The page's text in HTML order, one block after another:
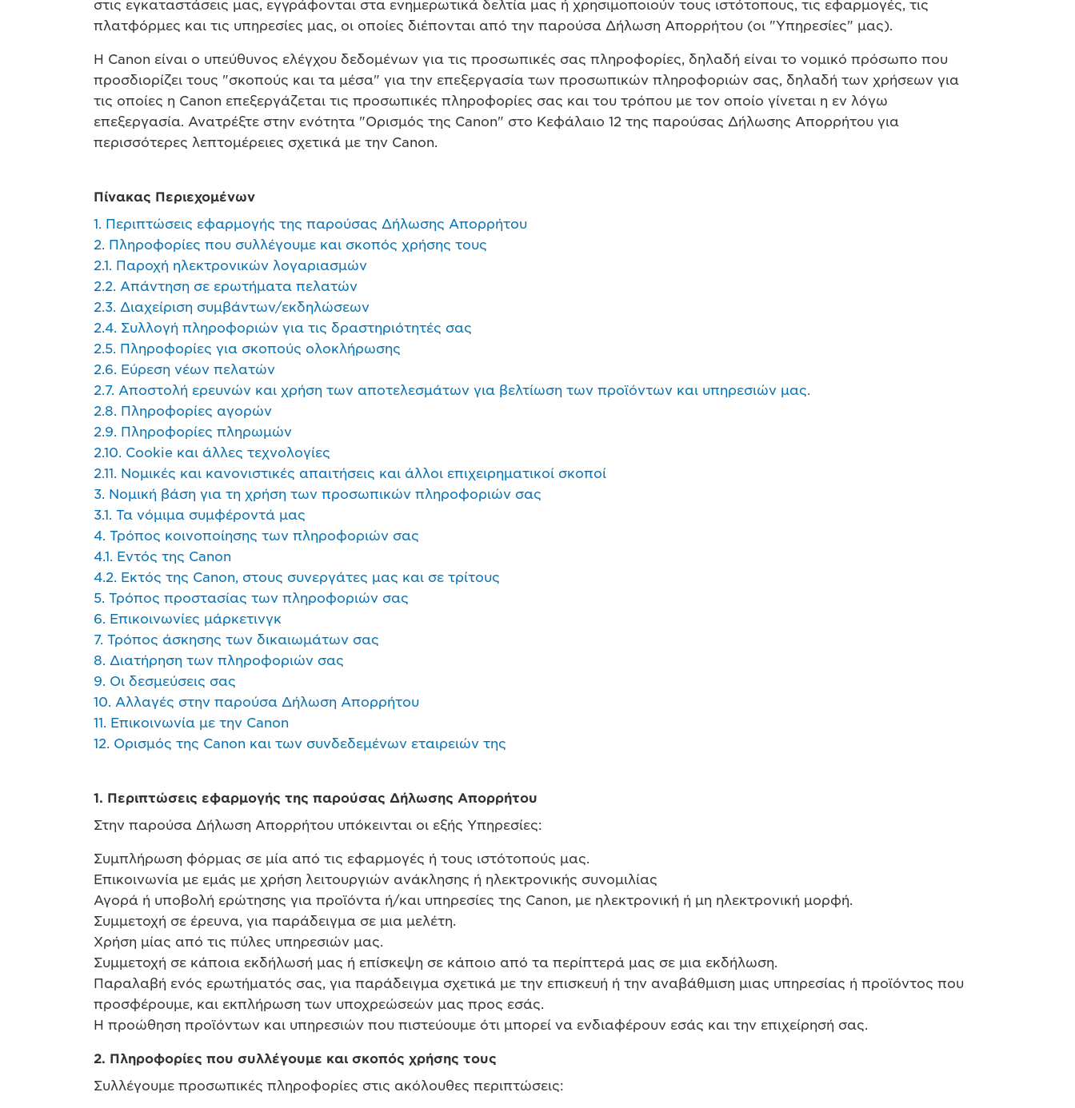
στις εγκαταστάσεις μας, εγγράφονται στα ενημερωτικά δελτία μας ή χρησιμοποιούν τους ιστότοπους, τις εφαρμογές, τις
πλατφόρμες και τις υπηρεσίες μας, οι οποίες διέπονται από την παρούσα Δήλωση Απορρήτου (οι "Υπηρεσίες" μας).
Η Canon είναι ο υπεύθυνος ελέγχου δεδομένων για τις προσωπικές σας πληροφορίες, δηλαδή είναι το νομικό πρόσωπο που
προσδιορίζει τους "σκοπούς και τα μέσα" για την επεξεργασία των προσωπικών πληροφοριών σας, δηλαδή των χρήσεων για
τις οποίες η Canon επεξεργάζεται τις προσωπικές πληροφορίες σας και του τρόπου με τον οποίο γίνεται η εν λόγω
επεξεργασία. Ανατρέξτε στην ενότητα "Ορισμός της Canon" στο Κεφάλαιο 12 της παρούσας Δήλωσης Απορρήτου για
περισσότερες λεπτομέρειες σχετικά με την Canon.
Πίνακας Περιεχομένων
1. Περιπτώσεις εφαρμογής της παρούσας Δήλωσης Απορρήτου
2. Πληροφορίες που συλλέγουμε και σκοπός χρήσης τους
2.1. Παροχή ηλεκτρονικών λογαριασμών
2.2. Απάντηση σε ερωτήματα πελατών
2.3. Διαχείριση συμβάντων/εκδηλώσεων
2.4. Συλλογή πληροφοριών για τις δραστηριότητές σας
2.5. Πληροφορίες για σκοπούς ολοκλήρωσης
2.6. Εύρεση νέων πελατών
2.7. Αποστολή ερευνών και χρήση των αποτελεσμάτων για βελτίωση των προϊόντων και υπηρεσιών μας.
2.8. Πληροφορίες αγορών
2.9. Πληροφορίες πληρωμών
2.10. Cookie και άλλες τεχνολογίες
2.11. Νομικές και κανονιστικές απαιτήσεις και άλλοι επιχειρηματικοί σκοποί
3. Νομική βάση για τη χρήση των προσωπικών πληροφοριών σας
3.1. Τα νόμιμα συμφέροντά μας
4. Τρόπος κοινοποίησης των πληροφοριών σας
4.1. Εντός της Canon
4.2. Εκτός της Canon, στους συνεργάτες μας και σε τρίτους
5. Τρόπος προστασίας των πληροφοριών σας
6. Επικοινωνίες μάρκετινγκ
7. Τρόπος άσκησης των δικαιωμάτων σας
8. Διατήρηση των πληροφοριών σας
9. Οι δεσμεύσεις σας
10. Αλλαγές στην παρούσα Δήλωση Απορρήτου
11. Επικοινωνία με την Canon
12. Ορισμός της Canon και των συνδεδεμένων εταιρειών της
1. Περιπτώσεις εφαρμογής της παρούσας Δήλωσης Απορρήτου
Στην παρούσα Δήλωση Απορρήτου υπόκεινται οι εξής Υπηρεσίες:
Συμπλήρωση φόρμας σε μία από τις εφαρμογές ή τους ιστότοπούς μας.
Επικοινωνία με εμάς με χρήση λειτουργιών ανάκλησης ή ηλεκτρονικής συνομιλίας
Αγορά ή υποβολή ερώτησης για προϊόντα ή/και υπηρεσίες της Canon, με ηλεκτρονική ή μη ηλεκτρονική μορφή.
Συμμετοχή σε έρευνα, για παράδειγμα σε μια μελέτη.
Χρήση μίας από τις πύλες υπηρεσιών μας.
Συμμετοχή σε κάποια εκδήλωσή μας ή επίσκεψη σε κάποιο από τα περίπτερά μας σε μια εκδήλωση.
Παραλαβή ενός ερωτήματός σας, για παράδειγμα σχετικά με την επισκευή ή την αναβάθμιση μιας υπηρεσίας ή προϊόντος που
προσφέρουμε, και εκπλήρωση των υποχρεώσεών μας προς εσάς.
Η προώθηση προϊόντων και υπηρεσιών που πιστεύουμε ότι μπορεί να ενδιαφέρουν εσάς και την επιχείρησή σας.
2. Πληροφορίες που συλλέγουμε και σκοπός χρήσης τους
Συλλέγουμε προσωπικές πληροφορίες στις ακόλουθες περιπτώσεις: